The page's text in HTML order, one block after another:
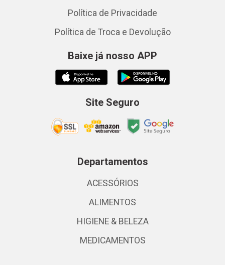
Política de Privacidade
Política de Troca e Devolução
Baixe já nosso APP
Site Seguro
Departamentos
ACESSÓRIOS
ALIMENTOS
HIGIENE & BELEZA
MEDICAMENTOS